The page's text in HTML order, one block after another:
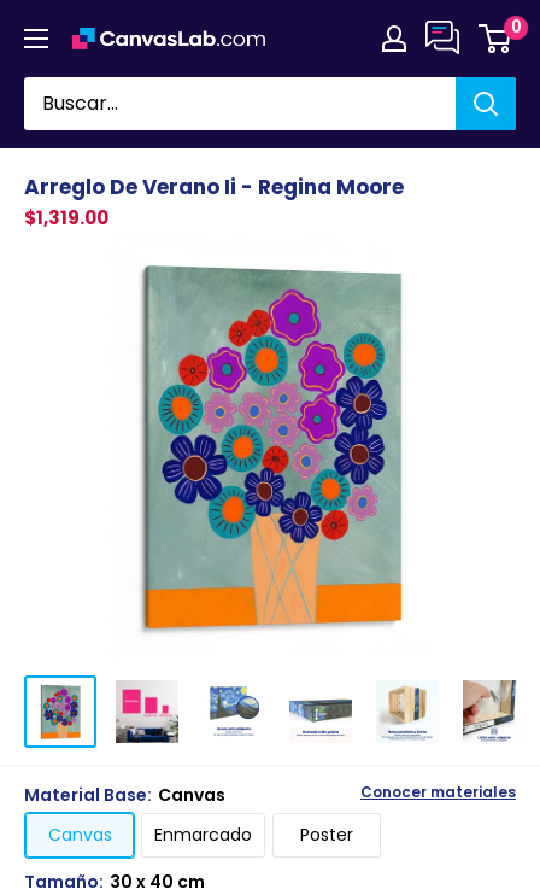
directamente
contenido
0
Arreglo De Verano Ii - Regina Moore
$1,319.00
Material Base: Canvas Conocer materiales
Canvas Enmarcado
Poster
Tamaño: 30 x 40 cm